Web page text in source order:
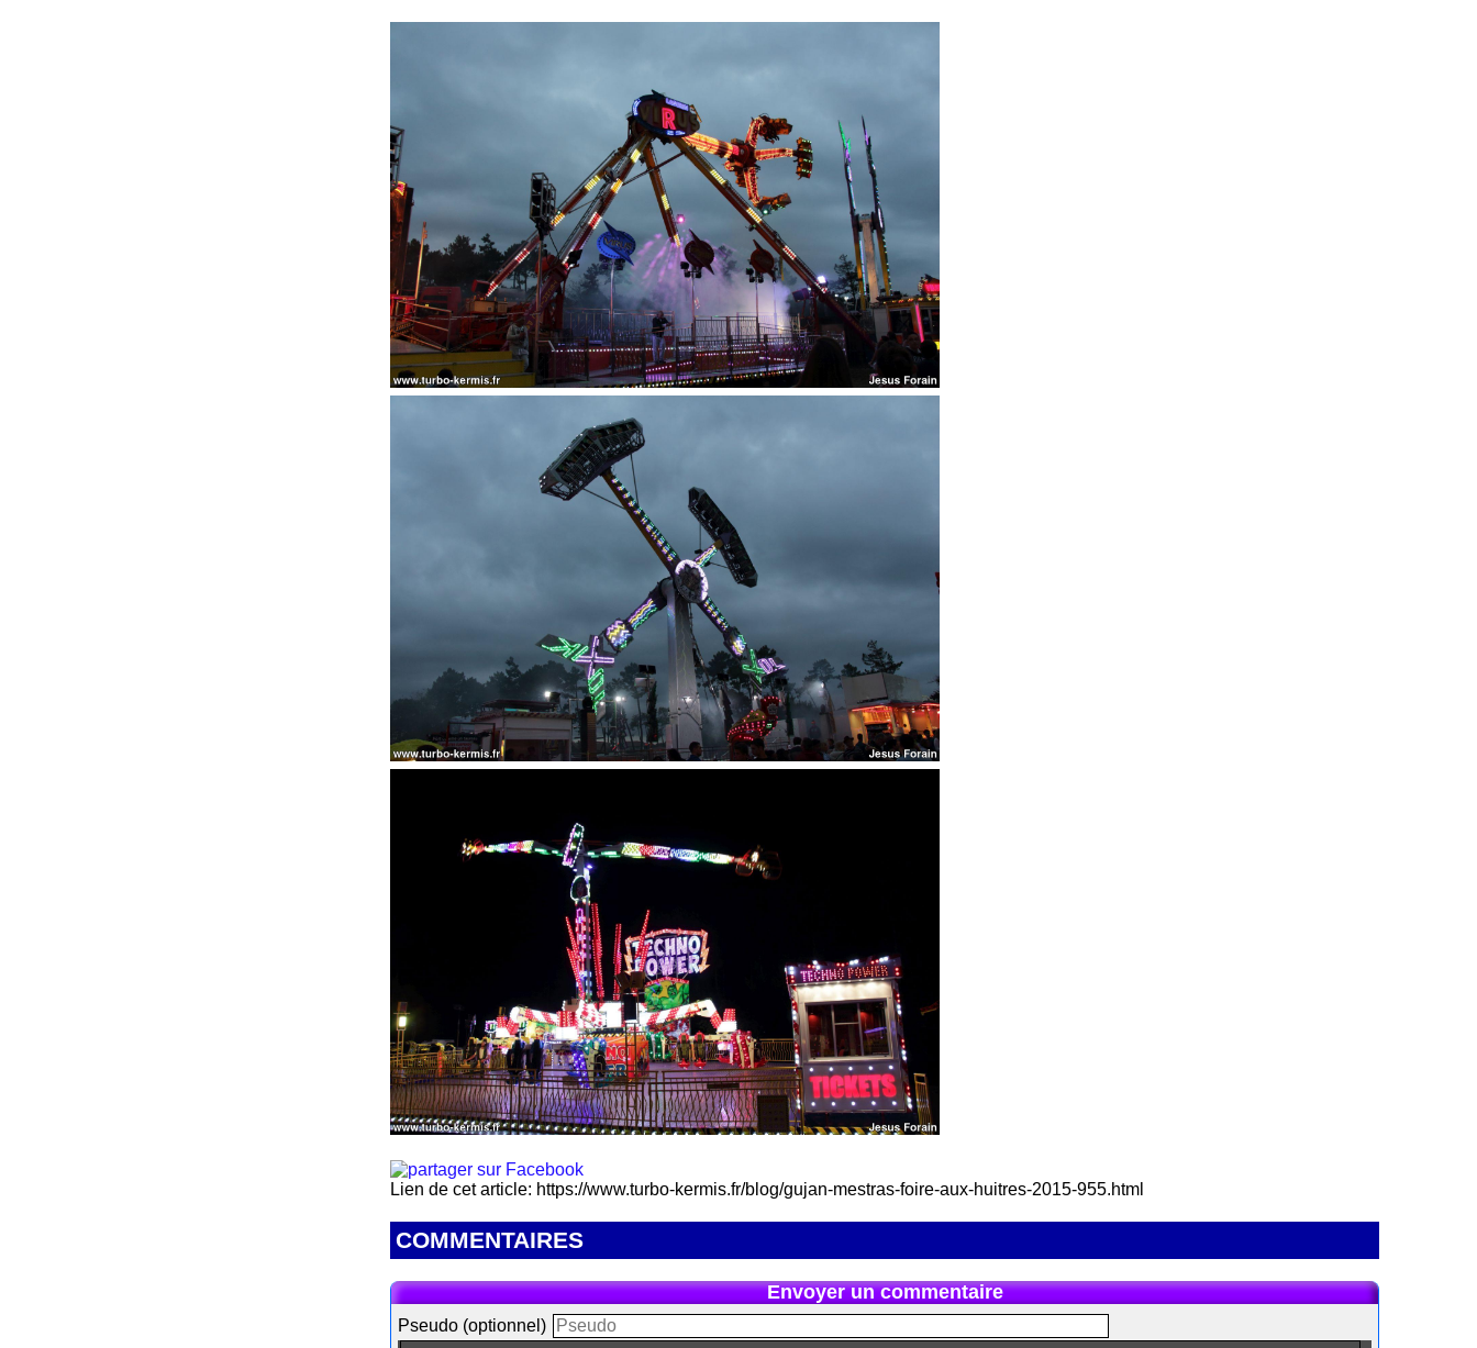
Lien de cet article: https://www.turbo-kermis.fr/blog/gujan-mestras-foire-aux-huitres-2015-955.html
COMMENTAIRES
Envoyer un commentaire
Pseudo (optionnel)